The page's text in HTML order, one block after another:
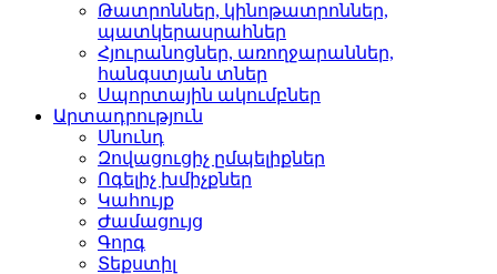
Թատրոններ, կինոթատրոն­ներ,
պատկերասրահներ
Հյուրանոցներ, առողջար­աններ,
հանգստյան տներ
Սպորտային ակումբներ­
Արտադրություն
Սնունդ­
Զովացուցիչ ըմպելիքներ
Ոգելիչ խմիչքներ­
Կահույք­
Ժամացույց­
Գորգ­
Տեքստիլ­